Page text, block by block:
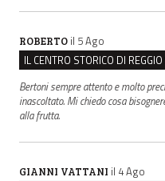
ROBERTO il 5 Ago
Bertoni sempre attento e molto
inascoltato. Mi chiedo cosa
alla frutta.
GIANNI VATTANI il 4 Ago